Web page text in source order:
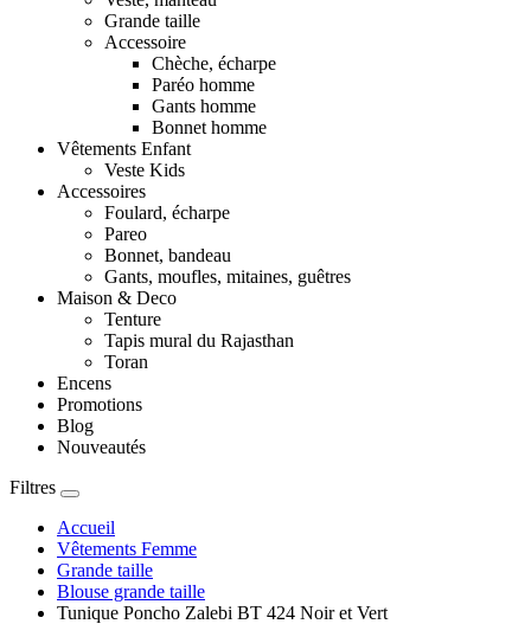
Grande taille
Accessoire
Chèche, écharpe
Paréo homme
Gants homme
Bonnet homme
Vêtements Enfant
Veste Kids
Accessoires
Foulard, écharpe
Pareo
Bonnet, bandeau
Gants, moufles, mitaines, guêtres
Maison & Deco
Tenture
Tapis mural du Rajasthan
Toran
Encens
Promotions
Blog
Nouveautés
Filtres
Accueil
Vêtements Femme
Grande taille
Blouse grande taille
Tunique Poncho Zalebi BT 424 Noir et Vert